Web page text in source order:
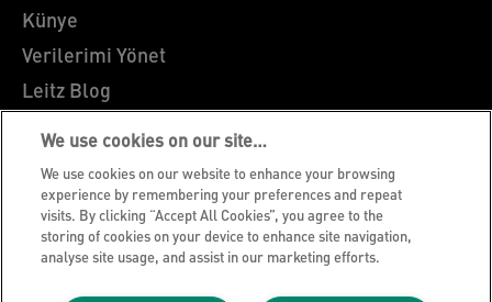
Künye
Verilerimi Yönet
Leitz Blog
Kariyer
Leitz EasyPrint
Müşteri Destek
Ambalaj Geri Dönüşüm Kılavuzu
Garanti Koşulları
We use cookies on our site…
We use cookies on our website to enhance your browsing
experience by remembering your preferences and repeat
visits. By clicking “Accept All Cookies”, you agree to the
storing of cookies on your device to enhance site navigation,
analyse site usage, and assist in our marketing efforts.